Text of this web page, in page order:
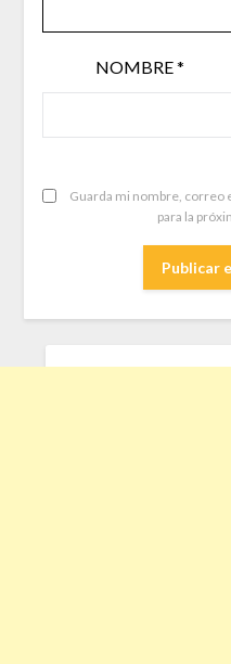
NOMBRE*
Guarda mi nombre, correo
para la